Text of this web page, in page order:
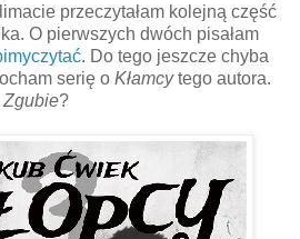
przeczytałam kolejną część
O pierwszych dwóch pisałam
. Do tego jeszcze chyba
serię o Kłamcytego autora.
Zgubie?